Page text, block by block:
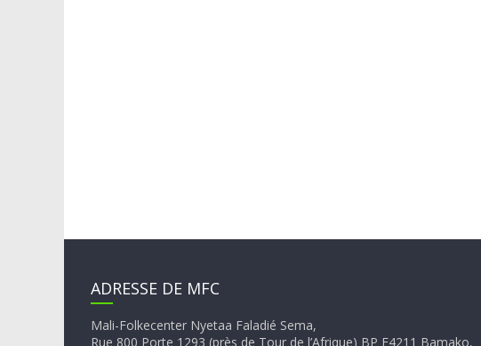
ADRESSE DE MFC
Mali-Folkecenter Nyetaa Faladié Sema,
Rue 800 Porte 1293 (près de Tour de l’Afrique) BP E4211 Bamako,